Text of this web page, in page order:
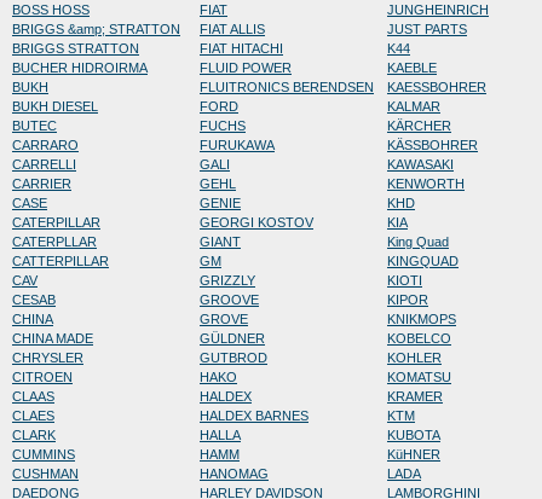
BOSS HOSS
BRIGGS &amp; STRATTON
BRIGGS STRATTON
BUCHER HIDROIRMA
BUKH
BUKH DIESEL
BUTEC
CARRARO
CARRELLI
CARRIER
CASE
CATERPILLAR
CATERPLLAR
CATTERPILLAR
CAV
CESAB
CHINA
CHINA MADE
CHRYSLER
CITROEN
CLAAS
CLAES
CLARK
CUMMINS
CUSHMAN
DAEDONG
FIAT
FIAT ALLIS
FIAT HITACHI
FLUID POWER
FLUITRONICS BERENDSEN
FORD
FUCHS
FURUKAWA
GALI
GEHL
GENIE
GEORGI KOSTOV
GIANT
GM
GRIZZLY
GROOVE
GROVE
GÜLDNER
GUTBROD
HAKO
HALDEX
HALDEX BARNES
HALLA
HAMM
HANOMAG
HARLEY DAVIDSON
JUNGHEINRICH
JUST PARTS
K44
KAEBLE
KAESSBOHRER
KALMAR
KÄRCHER
KÄSSBOHRER
KAWASAKI
KENWORTH
KHD
KIA
King Quad
KINGQUAD
KIOTI
KIPOR
KNIKMOPS
KOBELCO
KOHLER
KOMATSU
KRAMER
KTM
KUBOTA
KüHNER
LADA
LAMBORGHINI